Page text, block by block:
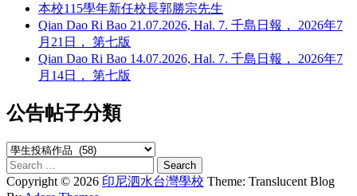
本校115學年新任校長郭勝宗先生
Qian Dao Ri Bao 21.07.2026, Hal. 7. 千島日報， 2026年7
月21日， 第七版
Qian Dao Ri Bao 14.07.2026, Hal. 7. 千島日報， 2026年7
月14日， 第七版
公告帖子分類
公
告
帖
Search
for:
Copyright © 2026 印尼泗水台灣學校 Theme: Translucent Blog